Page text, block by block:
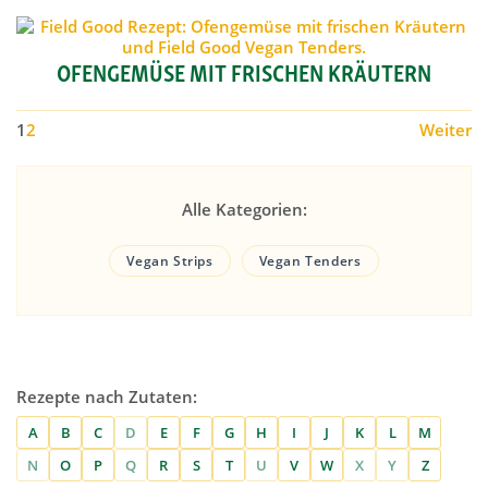
OFENGEMÜSE MIT FRISCHEN KRÄUTERN
12 Weiter
Alle Kategorien:
Vegan Strips Vegan Tenders
Rezepte nach Zutaten:
A B C D E F G H I J K L
M
N
O P Q R S T U V W X Y Z